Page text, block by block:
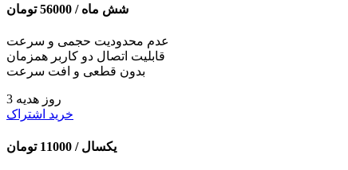
شش ماه / 56000 تومان
عدم محدودیت حجمی و سرعت
قابلیت اتصال دو کاربر همزمان
بدون قطعی و افت سرعت
3 روز هدیه
خرید اشتراک
یکسال / 11000 تومان